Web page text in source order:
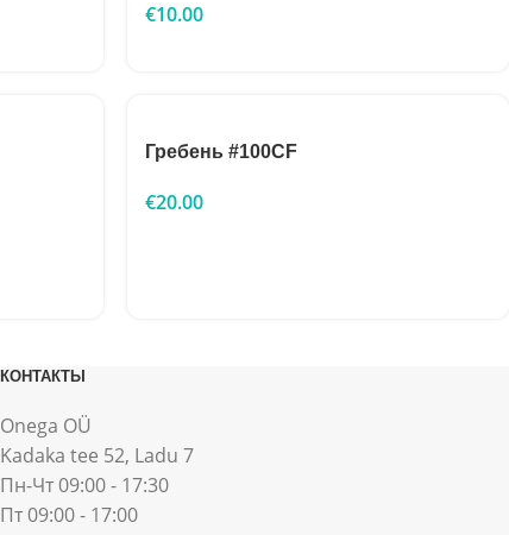
€10.00
Гребень #100CF
€20.00
КОНТАКТЫ
Onega OÜ
Kadaka tee 52, Ladu 7
Пн-Чт 09:00 - 17:30
Пт 09:00 - 17:00